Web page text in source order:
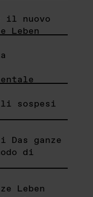
il nuovo
Leben
sospesi
ganze
di
Leben